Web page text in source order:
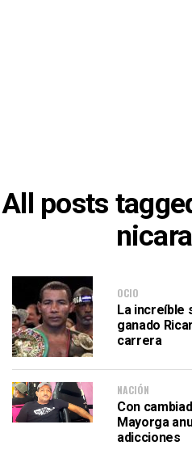
All posts
OCIO
La increíble
ganado
carrera
NACIÓN
Con
Mayorga
adicciones